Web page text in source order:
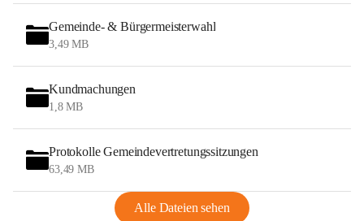
Gemeinde- & Bürgermeisterwahl
3,49 MB
Kundmachungen
1,8 MB
Protokolle Gemeindevertretungssitzungen
63,49 MB
Alle Dateien sehen